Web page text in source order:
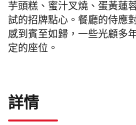
芋頭糕、蜜汁叉燒、蛋黃蓮
試的招牌點心。餐廳的侍應
感到賓至如歸，一些光顧多
定的座位。
詳情